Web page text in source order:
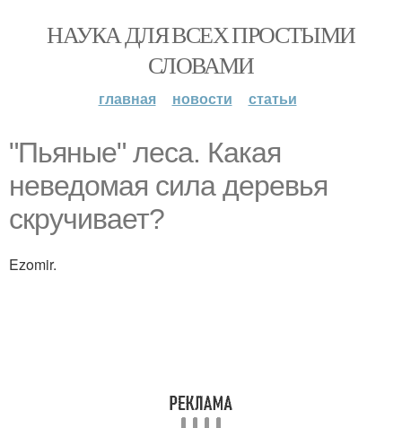
НАУКА ДЛЯ ВСЕХ ПРОСТЫМИ
СЛОВАМИ
главная новости статьи
"Пьяные" леса. Какая
неведомая сила деревья
скручивает?
Ezomir.